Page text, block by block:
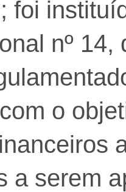
foi
nº 14,
o
a serem